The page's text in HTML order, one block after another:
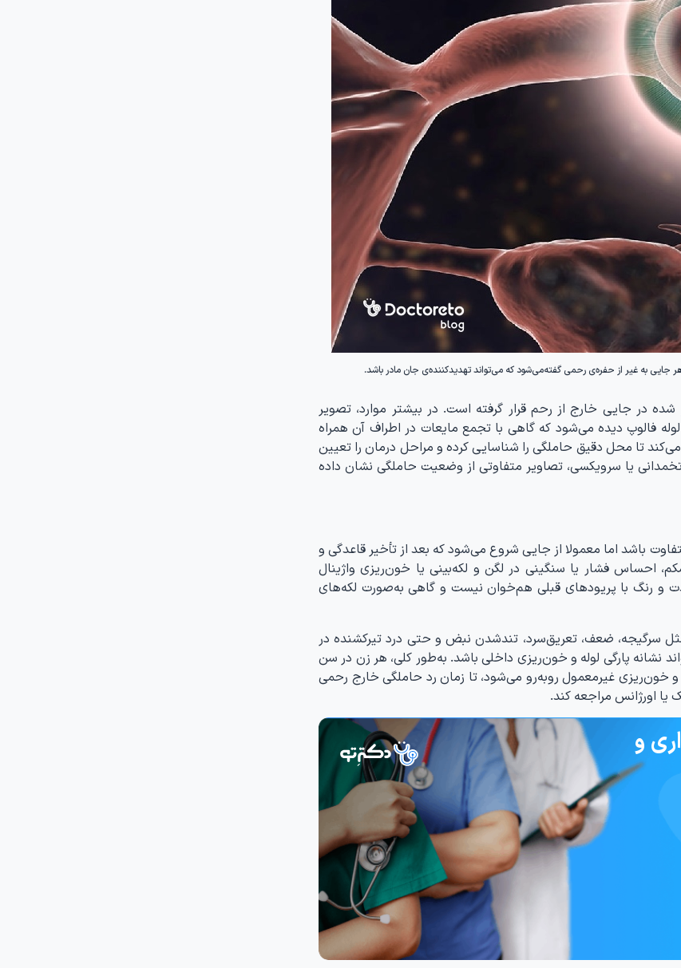
در جایی خارج از رحم قرار گرفته است. در بیشتر موارد، تصویر
فالوپ دیده می‌شود که گاهی با تجمع مایعات در اطراف آن همراه
تا محل دقیق حاملگی را شناسایی کرده و مراحل درمان را تعیین
تخمدانی یا سرویکسی، تصاویر متفاوتی از وضعیت حاملگی نشان داده
باشد اما معمولا از جایی شروع می‌شود که بعد از تأخیر قاعدگی و
احساس فشار یا سنگینی در لگن و لکه‌بینی یا خون‌ریزی واژینال
و رنگ با پریودهای قبلی هم‌خوان نیست و گاهی به‌صورت لکه‌های
سرگیجه، ضعف، تعریق‌سرد، تندشدن نبض و حتی درد تیرکشنده در
نشانه‌ پارگی لوله و خون‌ریزی داخلی باشد. به‌طور کلی، هر زن در سن
و خون‌ریزی‌ غیرمعمول روبه‌رو می‌شود، تا زمان رد حاملگی خارج رحمی
یا اورژانس مراجعه کند.
و